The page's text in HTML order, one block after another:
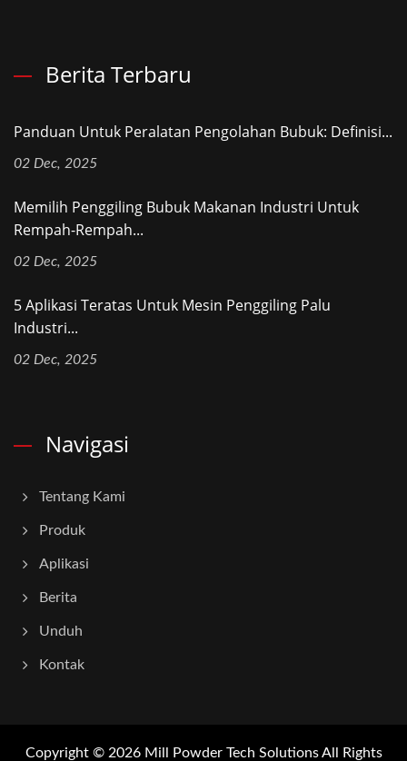
Berita Terbaru
Panduan Untuk Peralatan Pengolahan Bubuk: Definisi...
02 Dec, 2025
Memilih Penggiling Bubuk Makanan Industri Untuk
Rempah-Rempah...
02 Dec, 2025
5 Aplikasi Teratas Untuk Mesin Penggiling Palu
Industri...
02 Dec, 2025
Navigasi
Tentang Kami
Produk
Aplikasi
Berita
Unduh
Kontak
Copyright © 2026 Mill Powder Tech SolutionsAll Rights